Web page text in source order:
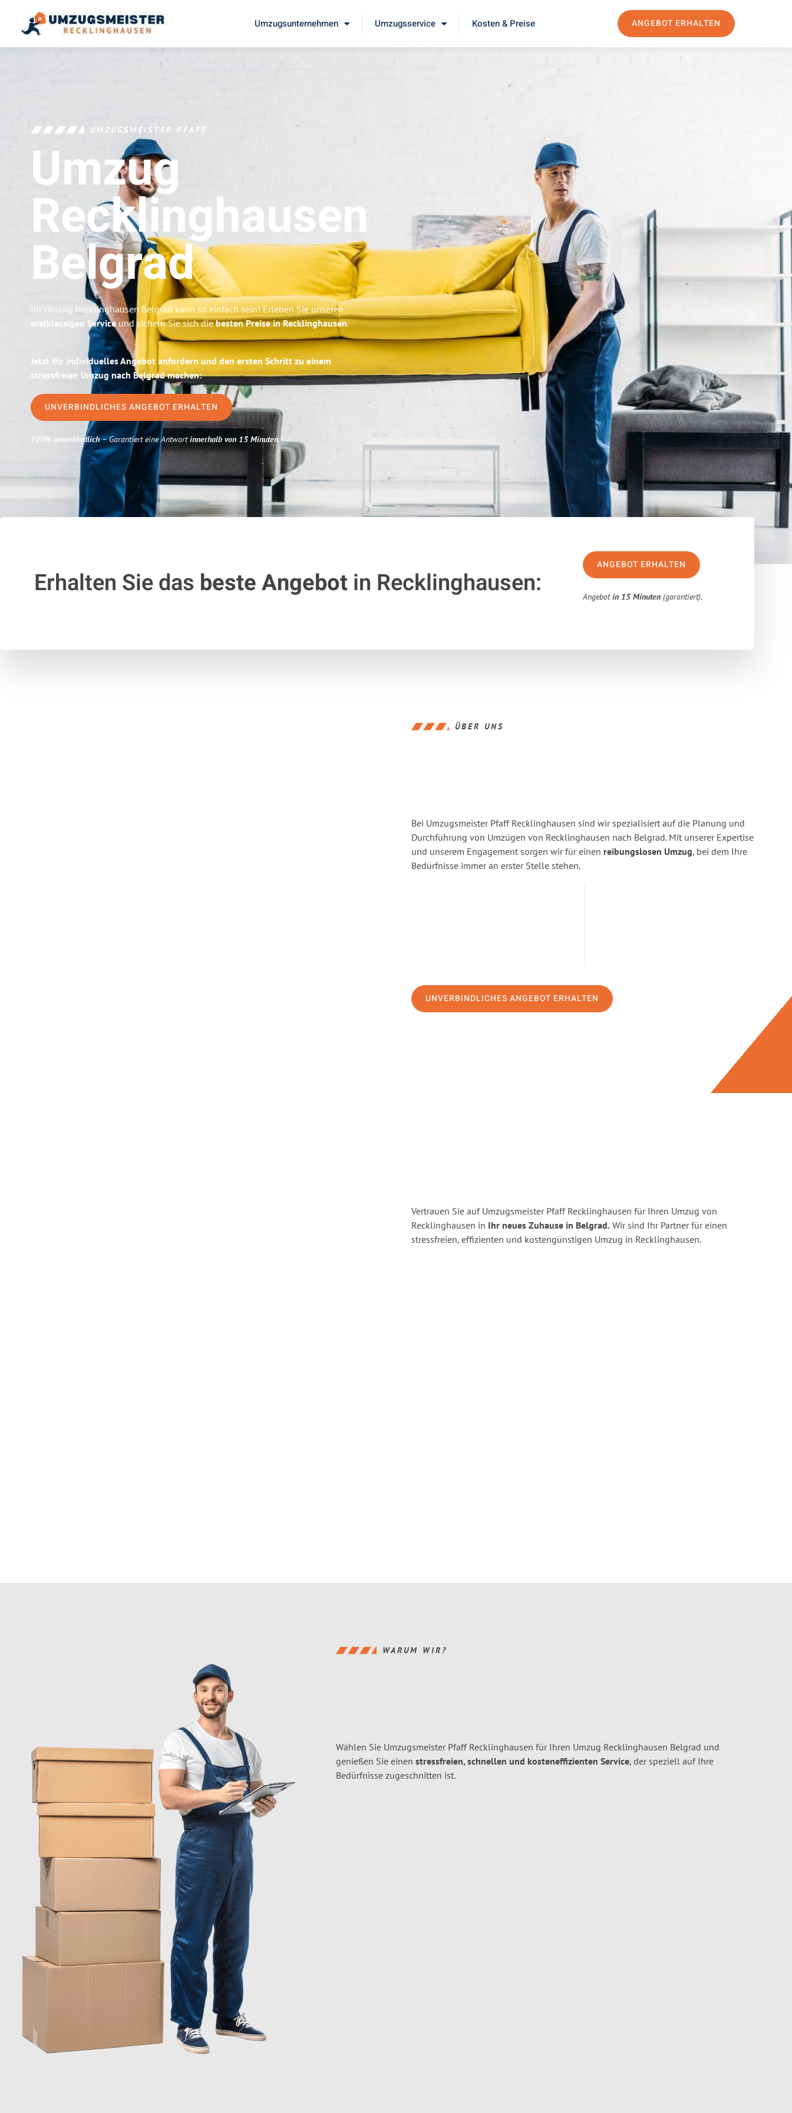
Umzugsunternehmen Umzugsservice Kosten & Preise ANGEBOT ERHALTEN
UMZUGSMEISTER PFAFF
Umzug
Recklinghausen
Belgrad
Ihr Umzug Recklinghausen Belgrad kann so einfach sein! Erleben Sie unseren
erstklassigen Serviceund sichern Sie sich diebesten Preise in Recklinghausen.
Jetzt Ihr individuelles Angebot anfordern und den ersten Schritt zu einem
stressfreien Umzug nach Belgrad machen:
UNVERBINDLICHES ANGEBOT ERHALTEN
100% unverbindlich– Garantiert eine Antwortinnerhalb von 15 Minuten.
Erhalten Sie das beste Angebotin Recklinghausen:
ANGEBOT ERHALTEN
Angebotin 15 Minuten (garantiert).
ÜBER UNS
Bei Umzugsmeister Pfaff Recklinghausen sind wir spezialisiert auf die Planung und
Durchführung von Umzügen von Recklinghausen nach Belgrad. Mit unserer Expertise
und unserem Engagement sorgen wir für einen reibungslosen Umzug, bei dem Ihre
Bedürfnisse immer an erster Stelle stehen.
UNVERBINDLICHES ANGEBOT ERHALTEN
Vertrauen Sie auf Umzugsmeister Pfaff Recklinghausen für Ihren Umzug von
Recklinghausen in Ihr neues Zuhause in Belgrad. Wir sind Ihr Partner für einen
stressfreien, effizienten und kostengünstigen Umzug in Recklinghausen.
WARUM WIR?
Wählen Sie Umzugsmeister Pfaff Recklinghausen für Ihren Umzug Recklinghausen Belgrad und
genießen Sie einen stressfreien, schnellen und kosteneffizienten Service, der speziell auf Ihre
Bedürfnisse zugeschnitten ist.